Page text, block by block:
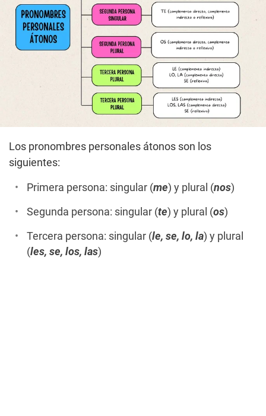
Los pronombres personales átonos son los
siguientes:
Primera persona: singular (me) y plural (nos)
Segunda persona: singular (te) y plural (os)
Tercera persona: singular (le, se, lo, la) y plural
(les, se, los, las)